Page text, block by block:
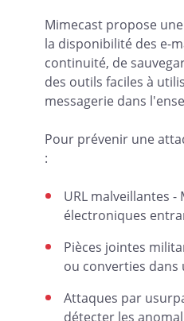
Mimecast propose
la disponibilité des e-
continuité, de
des outils faciles à
messagerie dans
Pour prévenir une
:
URL malveillantes -
électroniques
Pièces jointes
ou converties
Attaques par
détecter les